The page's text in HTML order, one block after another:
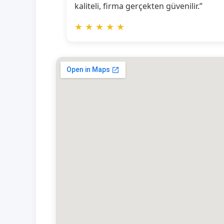
kaliteli, firma gerçekten güvenilir.”
★ ★ ★ ★ ★